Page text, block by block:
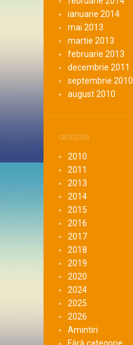
ianuarie 2014
mai 2013
martie 2013
februarie 2013
decembrie 2011
septembrie 2010
august 2010
CATEGORII
2010
2011
2013
2014
2015
2016
2017
2018
2019
2020
2024
2025
2026
Amintiri